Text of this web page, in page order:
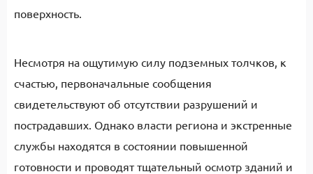
поверхность.
Несмотря на ощутимую силу подземных толчков, к
счастью, первоначальные сообщения
свидетельствуют об отсутствии разрушений и
пострадавших. Однако власти региона и экстренные
службы находятся в состоянии повышенной
готовности и проводят тщательный осмотр зданий и